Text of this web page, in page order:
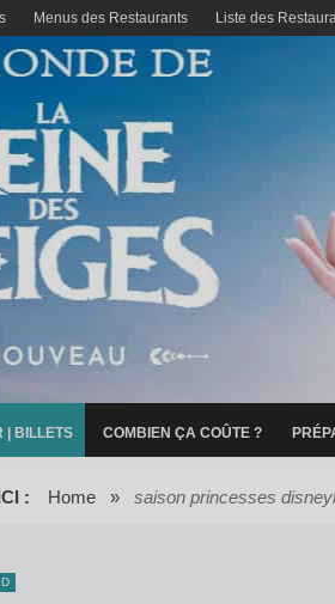
Menus des Restaurants Liste des
| BILLETS COMBIEN ÇA COÛTE ?
: Home » saison princesses